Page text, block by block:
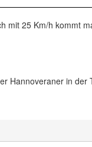
mit 25 Km/h kommt
Hannoveraner in der